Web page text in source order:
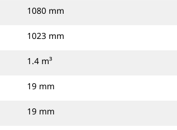
1080 mm
1023 mm
1.4 m³
19 mm
19 mm